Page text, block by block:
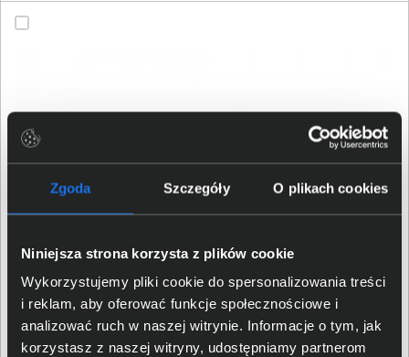
Zgoda Szczegóły O plikach cookies
Niniejsza strona korzysta z plików cookie
Wykorzystujemy pliki cookie do spersonalizowania treści
i reklam, aby oferować funkcje społecznościowe i
analizować ruch w naszej witrynie. Informacje o tym, jak
korzystasz z naszej witryny, udostępniamy partnerom
Klawiatura bezprzewodowa HP Dual-Mode 975 USB+BT